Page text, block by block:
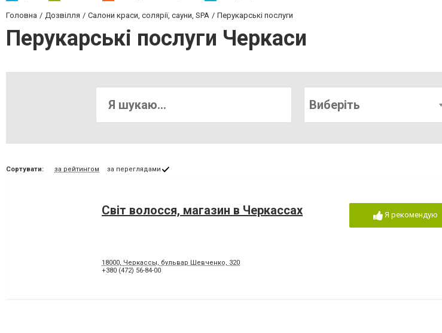
Головна Дозвілля Салони краси, солярії, сауни, SPA Перукарські послуги
Перукарські послуги Черкаси
Виберіть
Сортувати: за рейтингом за переглядами
Світ волосся, магазин в Черкассах
18000, Черкассы, бульвар Шевченко, 320
+380 (472) 56-84-00
Я рекомендую